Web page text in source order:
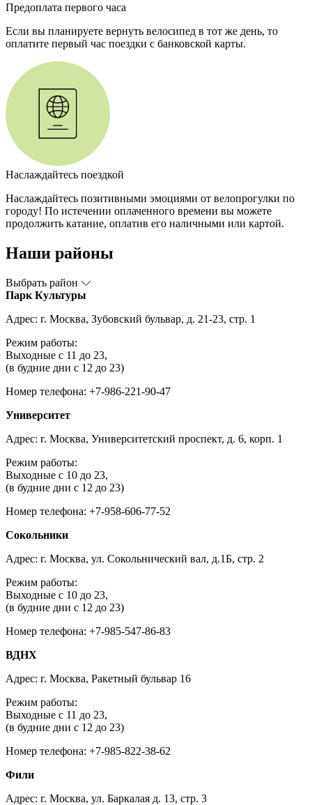
Предоплата первого часа
Если вы планируете вернуть велосипед в тот же день, то
оплатите первый час поездки с банковской карты.
Наслаждайтесь поездкой
Наслаждайтесь позитивными эмоциями от велопрогулки по
городу! По истечении оплаченного времени вы можете
продолжить катание, оплатив его наличными или картой.
Наши районы
Выбрать район
Парк Культуры
Адрес: г. Москва, Зубовский бульвар, д. 21-23, стр. 1
Режим работы:
Выходные с 11 до 23,
(в будние дни с 12 до 23)
Номер телефона: +7-986-221-90-47
Университет
Адрес: г. Москва, Университетский проспект, д. 6, корп. 1
Режим работы:
Выходные с 10 до 23,
(в будние дни с 12 до 23)
Номер телефона: +7-958-606-77-52
Сокольники
Адрес: г. Москва, ул. Сокольнический вал, д.1Б, стр. 2
Режим работы:
Выходные с 10 до 23,
(в будние дни с 12 до 23)
Номер телефона: +7-985-547-86-83
ВДНХ
Адрес: г. Москва, Ракетный бульвар 16
Режим работы:
Выходные с 11 до 23,
(в будние дни с 12 до 23)
Номер телефона: +7-985-822-38-62
Фили
Адрес: г. Москва, ул. Баркалая д. 13, стр. 3